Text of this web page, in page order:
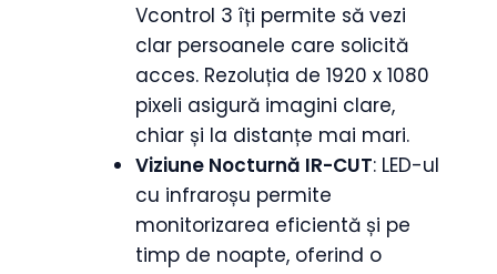
Vcontrol 3 îți permite să vezi
clar persoanele care solicită
acces. Rezoluția de 1920 x 1080
pixeli asigură imagini clare,
chiar și la distanțe mai mari.
Viziune Nocturnă IR-CUT: LED-ul
cu infraroșu permite
monitorizarea eficientă și pe
timp de noapte, oferind o